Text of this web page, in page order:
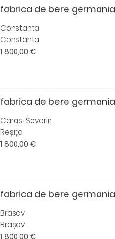
fabrica de bere germania
Constanta
Constanța
1 800,00 €
fabrica de bere germania
Caras-Severin
Reșița
1 800,00 €
fabrica de bere germania
Brasov
Brașov
1 800,00 €